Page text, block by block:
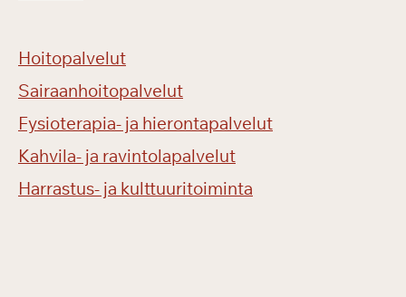
Hoitopalvelut
Sairaanhoitopalvelut
Fysioterapia- ja hierontapalvelut
Kahvila- ja ravintolapalvelut
Harrastus- ja kulttuuritoiminta